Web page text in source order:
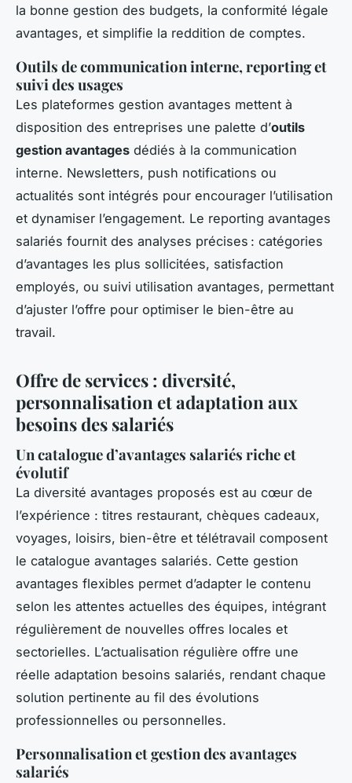
la bonne gestion des budgets, la conformité légale
avantages, et simplifie la reddition de comptes.
Outils de communication interne, reporting et
suivi des usages
Les plateformes gestion avantages mettent à
disposition des entreprises une palette d’outils
gestion avantages dédiés à la communication
interne. Newsletters, push notifications ou
actualités sont intégrés pour encourager l’utilisation
et dynamiser l’engagement. Le reporting avantages
salariés fournit des analyses précises : catégories
d’avantages les plus sollicitées, satisfaction
employés, ou suivi utilisation avantages, permettant
d’ajuster l’offre pour optimiser le bien-être au
travail.
Offre de services : diversité,
personnalisation et adaptation aux
besoins des salariés
Un catalogue d’avantages salariés riche et
évolutif
La diversité avantages proposés est au cœur de
l’expérience : titres restaurant, chèques cadeaux,
voyages, loisirs, bien-être et télétravail composent
le catalogue avantages salariés. Cette gestion
avantages flexibles permet d’adapter le contenu
selon les attentes actuelles des équipes, intégrant
régulièrement de nouvelles offres locales et
sectorielles. L’actualisation régulière offre une
réelle adaptation besoins salariés, rendant chaque
solution pertinente au fil des évolutions
professionnelles ou personnelles.
Personnalisation et gestion des avantages
salariés